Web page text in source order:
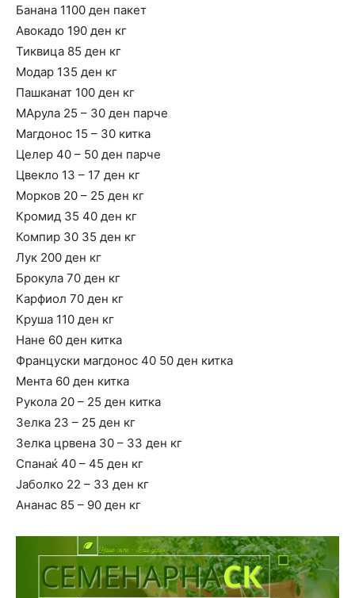
Банана 1100 ден пакет
Авокадо 190 ден кг
Тиквица 85 ден кг
Модар 135 ден кг
Пашканат 100 ден кг
МАрула 25 – 30 ден парче
Магдонос 15 – 30 китка
Целер 40 – 50 ден парче
Цвекло 13 – 17 ден кг
Морков 20 – 25 ден кг
Кромид 35 40 ден кг
Компир 30 35 ден кг
Лук 200 ден кг
Брокула 70 ден кг
Карфиол 70 ден кг
Круша 110 ден кг
Нане 60 ден китка
Француски магдонос 40 50 ден китка
Мента 60 ден китка
Рукола 20 – 25 ден китка
Зелка 23 – 25 ден кг
Зелка црвена 30 – 33 ден кг
Спанаќ 40 – 45 ден кг
Јаболко 22 – 33 ден кг
Ананас 85 – 90 ден кг